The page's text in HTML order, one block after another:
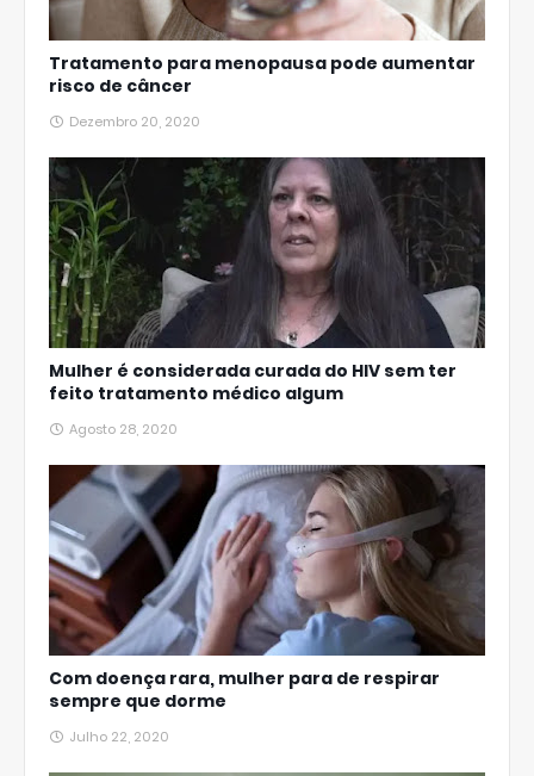
Tratamento para menopausa pode aumentar
risco de câncer
Dezembro 20, 2020
Mulher é considerada curada do HIV sem ter
feito tratamento médico algum
Agosto 28, 2020
Com doença rara, mulher para de respirar
sempre que dorme
Julho 22, 2020